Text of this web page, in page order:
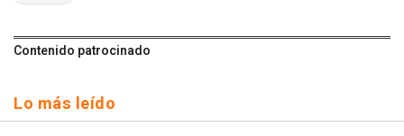
Contenido patrocinado
Lo más leído